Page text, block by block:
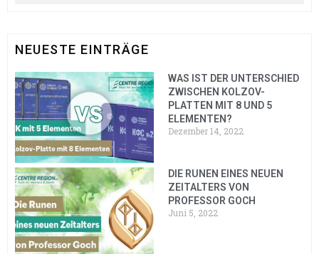
NEUESTE EINTRÄGE
WAS IST DER UNTERSCHIED
ZWISCHEN KOLZOV-
PLATTEN MIT 8 UND 5
ELEMENTEN?
Dezember 14, 2022
DIE RUNEN EINES NEUEN
ZEITALTERS VON
PROFESSOR GOCH
Juni 5, 2022